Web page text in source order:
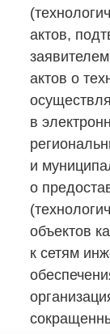
актов,
актов о
в
и
о
объектов
к сетям